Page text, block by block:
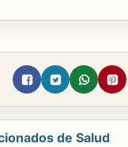
de Salud